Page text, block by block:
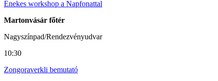
Énekes workshop a Napfonattal
Martonvásár főtér
Nagyszínpad/Rendezvényudvar
10:30
Zongoraverkli bemutató